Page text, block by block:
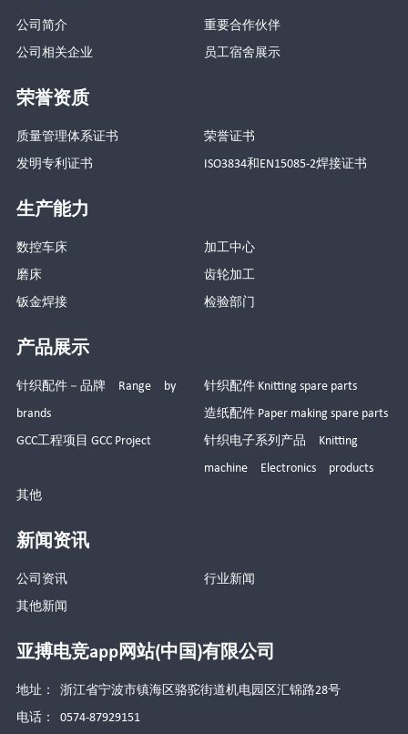
公司简介
重要合作伙伴
公司相关企业
员工宿舍展示
荣誉资质
质量管理体系证书
荣誉证书
发明专利证书
ISO3834和EN15085-2焊接证书
生产能力
数控车床
加工中心
磨床
齿轮加工
钣金焊接
检验部门
产品展示
针织配件－品牌 Range by
brands
针织配件 Knitting spare parts
造纸配件 Paper making spare parts
GCC工程项目 GCC Project
针织电子系列产品 Knitting
machine Electronics products
其他
新闻资讯
公司资讯
行业新闻
其他新闻
亚搏电竞app网站(中国)有限公司
地址： 浙江省宁波市镇海区骆驼街道机电园区汇锦路28号
电话： 0574-87929151